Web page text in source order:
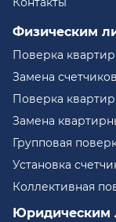
Физическим
Поверка
Замена
Поверка
Замена
Групповая
Установка
Коллективная
Юридическим